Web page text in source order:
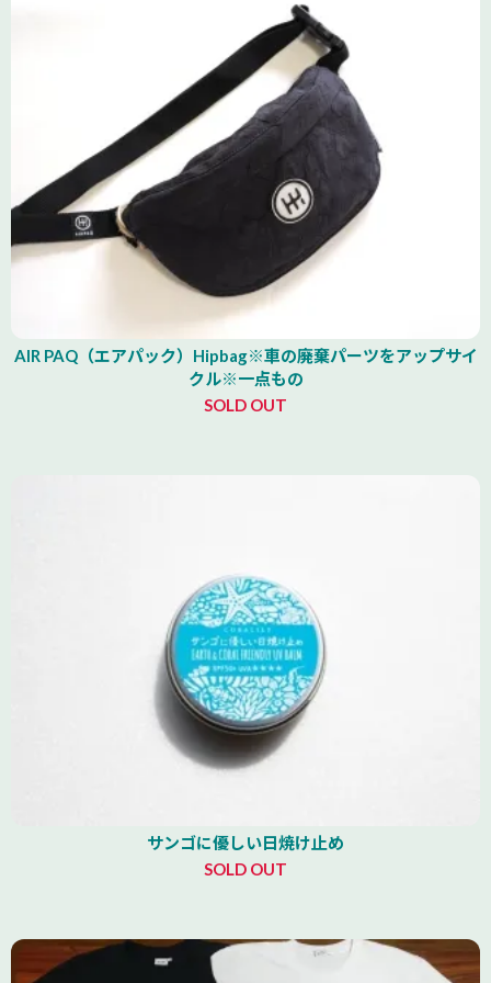
AIR PAQ（エアパック）Hipbag※車の廃棄パーツをアップサイ
クル※一点もの
SOLD OUT
サンゴに優しい日焼け止め
SOLD OUT